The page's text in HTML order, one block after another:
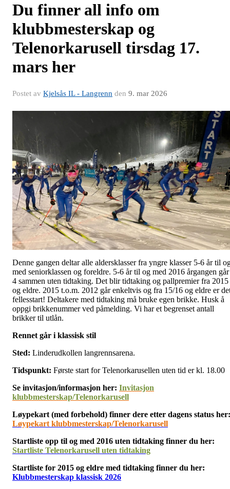
Du finner all info om
klubbmesterskap og
Telenorkarusell tirsdag 17.
mars her
Postet av Kjelsås IL - Langrenn den 9. mar 2026
Denne gangen deltar alle aldersklasser fra yngre klasser 5-6 år til
med seniorklassen og foreldre. 5-6 år til og med 2016 årgangen går
4 sammen uten tidtaking. Det blir tidtaking og pallpremier fra 2015
og eldre. 2015 t.o.m. 2012 går enkeltvis og fra 15/16 og eldre er
fellesstart! Deltakere med tidtaking må bruke egen brikke. Husk å
oppgi brikkenummer ved påmelding. Vi har et begrenset antall
brikker til utlån.
Rennet går i klassisk stil
Sted: Linderudkollen langrennsarena.
Tidspunkt: Første start for Telenorkarusellen uten tid er kl. 18.00
Se invitasjon/informasjon her: Invitasjon
klubbmesterskap/Telenorkarusell
Løypekart (med forbehold) finner dere etter dagens status her:
Løypekart klubbmesterskap/Telenorkarusell
Startliste opp til og med 2016 uten tidtaking finner du her:
Startliste Telenorkarusell uten tidtaking
Startliste for 2015 og eldre med tidtaking finner du her:
Klubbmesterskap klassisk 2026